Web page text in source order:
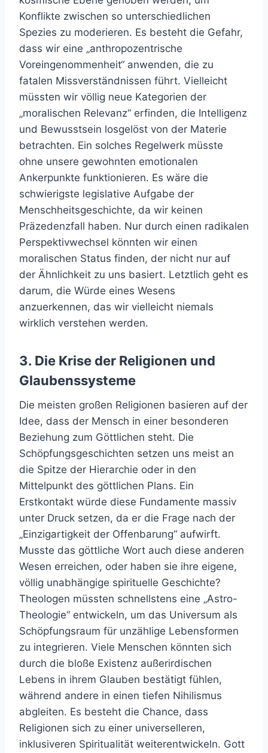
Konflikte zwischen so unterschiedlichen
Spezies zu moderieren. Es besteht die Gefahr,
dass wir eine „anthropozentrische
Voreingenommenheit“ anwenden, die zu
fatalen Missverständnissen führt. Vielleicht
müssten wir völlig neue Kategorien der
„moralischen Relevanz“ erfinden, die Intelligenz
und Bewusstsein losgelöst von der Materie
betrachten. Ein solches Regelwerk müsste
ohne unsere gewohnten emotionalen
Ankerpunkte funktionieren. Es wäre die
schwierigste legislative Aufgabe der
Menschheitsgeschichte, da wir keinen
Präzedenzfall haben. Nur durch einen radikalen
Perspektivwechsel könnten wir einen
moralischen Status finden, der nicht nur auf
der Ähnlichkeit zu uns basiert. Letztlich geht es
darum, die Würde eines Wesens
anzuerkennen, das wir vielleicht niemals
wirklich verstehen werden.
3. Die Krise der Religionen und
Glaubenssysteme
Die meisten großen Religionen basieren auf der
Idee, dass der Mensch in einer besonderen
Beziehung zum Göttlichen steht. Die
Schöpfungsgeschichten setzen uns meist an
die Spitze der Hierarchie oder in den
Mittelpunkt des göttlichen Plans. Ein
Erstkontakt würde diese Fundamente massiv
unter Druck setzen, da er die Frage nach der
„Einzigartigkeit der Offenbarung“ aufwirft.
Musste das göttliche Wort auch diese anderen
Wesen erreichen, oder haben sie ihre eigene,
völlig unabhängige spirituelle Geschichte?
Theologen müssten schnellstens eine „Astro-
Theologie“ entwickeln, um das Universum als
Schöpfungsraum für unzählige Lebensformen
zu integrieren. Viele Menschen könnten sich
durch die bloße Existenz außerirdischen
Lebens in ihrem Glauben bestätigt fühlen,
während andere in einen tiefen Nihilismus
abgleiten. Es besteht die Chance, dass
Religionen sich zu einer universelleren,
inklusiveren Spiritualität weiterentwickeln. Gott